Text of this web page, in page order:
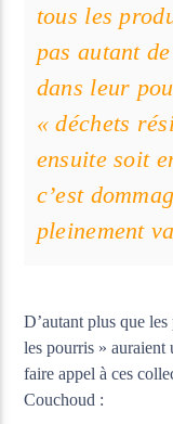
tous les
pas autant
dans leur
« déchets
ensuite soit
c’est
pleinement
D’autant plus que
les pourris » auraient
faire appel à ces
Couchoud :